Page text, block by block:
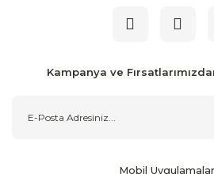
Kampanya ve
Mobil